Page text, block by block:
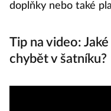
doplňky nebo také
Tip na video:
chybět v šatníku?